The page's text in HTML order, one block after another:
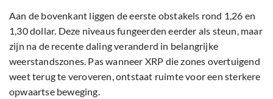
Aan de bovenkant liggen de eerste obstakels rond 1,26 en
1,30 dollar. Deze niveaus fungeerden eerder als steun, maar
zijn na de recente daling veranderd in belangrijke
weerstandszones. Pas wanneer XRP die zones overtuigend
weet terug te veroveren, ontstaat ruimte voor een sterkere
opwaartse beweging.